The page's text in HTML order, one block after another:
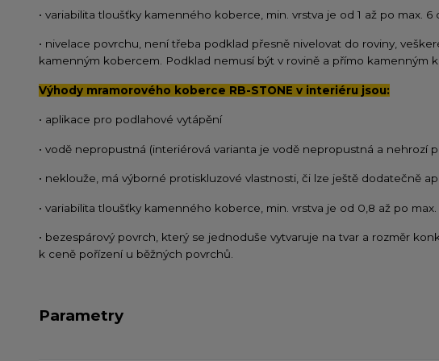
• variabilita tloušťky kamenného koberce, min. vrstva je od 1 až po max. 6
• nivelace povrchu, není třeba podklad přesně nivelovat do roviny,
kamenným kobercem. Podklad nemusí být v rovině a přímo kamenným
Výhody mramorového koberce RB-STONE v interiéru jsou:
• aplikace pro podlahové vytápění
• vodě nepropustná (interiérová varianta je vodě nepropustná a nehrozí
• neklouže, má výborné protiskluzové vlastnosti, či lze ještě dodatečně
• variabilita tloušťky kamenného koberce, min. vrstva je od 0,8 až po
• bezespárový povrch, který se jednoduše vytvaruje na tvar a rozměr
k ceně pořízení u běžných povrchů.
Parametry